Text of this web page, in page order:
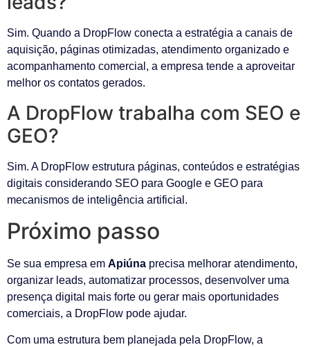
Sim. Quando a DropFlow conecta a estratégia a canais de
aquisição, páginas otimizadas, atendimento organizado e
acompanhamento comercial, a empresa tende a aproveitar
melhor os contatos gerados.
A DropFlow trabalha com SEO e
GEO?
Sim. A DropFlow estrutura páginas, conteúdos e estratégias
digitais considerando SEO para Google e GEO para
mecanismos de inteligência artificial.
Próximo passo
Se sua empresa em Apiúna precisa melhorar atendimento,
organizar leads, automatizar processos, desenvolver uma
presença digital mais forte ou gerar mais oportunidades
comerciais, a DropFlow pode ajudar.
Com uma estrutura bem planejada pela DropFlow, a